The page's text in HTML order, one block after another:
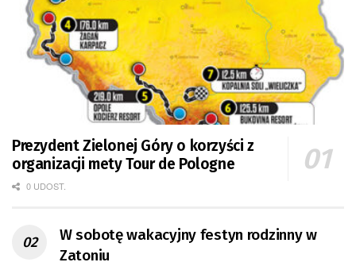
Prezydent Zielonej Góry o korzyści z
organizacji mety Tour de Pologne
0 UDOST.
W sobotę wakacyjny festyn rodzinny w
Zatoniu